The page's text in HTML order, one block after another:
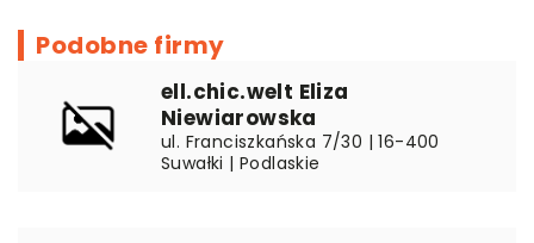
Podobne firmy
ell.chic.welt Eliza
Niewiarowska
ul. Franciszkańska 7/30 | 16-400
Suwałki | Podlaskie